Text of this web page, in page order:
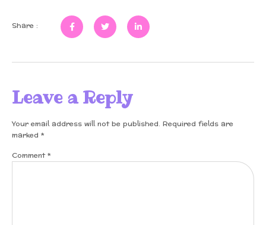
Share :
Leave a Reply
Your email address will not be published. Required fields are
marked *
Comment*